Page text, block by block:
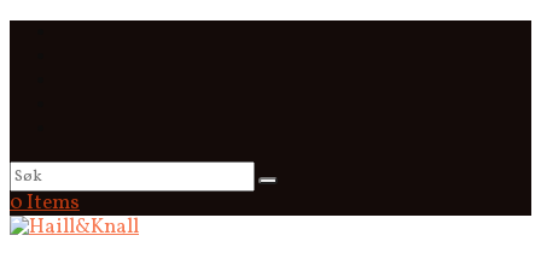
0 Items